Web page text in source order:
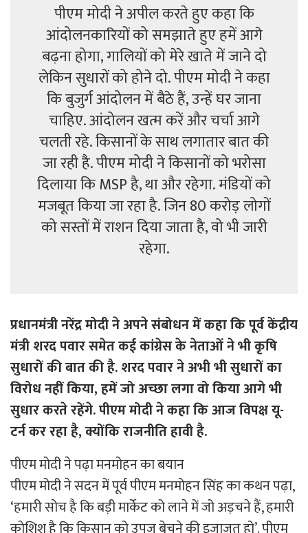
पीएम मोदी ने अपील करते हुए कहा कि
आंदोलनकारियों को समझाते हुए हमें आगे
बढ़ना होगा, गालियों को मेरे खाते में जाने दो
लेकिन सुधारों को होने दो. पीएम मोदी ने कहा
कि बुजुर्ग आंदोलन में बैठे हैं, उन्हें घर जाना
चाहिए. आंदोलन खत्म करें और चर्चा आगे
चलती रहे. किसानों के साथ लगातार बात की
जा रही है. पीएम मोदी ने किसानों को भरोसा
दिलाया कि MSP है, था और रहेगा. मंडियों को
मजबूत किया जा रहा है. जिन 80 करोड़ लोगों
को सस्तों में राशन दिया जाता है, वो भी जारी
रहेगा.
प्रधानमंत्री नरेंद्र मोदी ने अपने संबोधन में कहा कि पूर्व केंद्रीय
मंत्री शरद पवार समेत कई कांग्रेस के नेताओं ने भी कृषि
सुधारों की बात की है. शरद पवार ने अभी भी सुधारों का
विरोध नहीं किया, हमें जो अच्छा लगा वो किया आगे भी
सुधार करते रहेंगे. पीएम मोदी ने कहा कि आज विपक्ष यू-
टर्न कर रहा है, क्योंकि राजनीति हावी है.
पीएम मोदी ने पढ़ा मनमोहन का बयान
पीएम मोदी ने सदन में पूर्व पीएम मनमोहन सिंह का कथन पढ़ा,
‘हमारी सोच है कि बड़ी मार्केट को लाने में जो अड़चने हैं, हमारी